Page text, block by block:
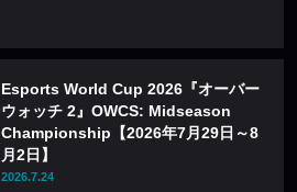
Esports World Cup 2026『オーバー
ウォッチ 2』OWCS: Midseason
Championship【2026年7月29日～8
月2日】
2026.7.24